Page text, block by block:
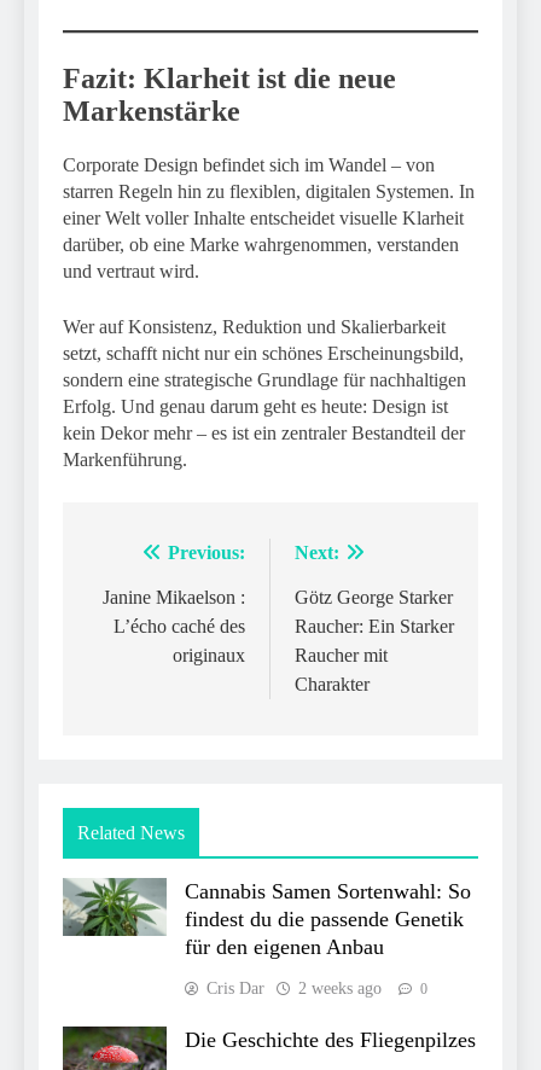
Fazit: Klarheit ist die neue
Markenstärke
Corporate Design befindet sich im Wandel – von
starren Regeln hin zu flexiblen, digitalen Systemen. In
einer Welt voller Inhalte entscheidet visuelle Klarheit
darüber, ob eine Marke wahrgenommen, verstanden
und vertraut wird.
Wer auf Konsistenz, Reduktion und Skalierbarkeit
setzt, schafft nicht nur ein schönes Erscheinungsbild,
sondern eine strategische Grundlage für nachhaltigen
Erfolg. Und genau darum geht es heute: Design ist
kein Dekor mehr – es ist ein zentraler Bestandteil der
Markenführung.
navigation
Previous:
Janine Mikaelson :
L’écho caché des
originaux
Next:
Götz George Starker
Raucher: Ein Starker
Raucher mit
Charakter
Related News
Cannabis Samen Sortenwahl: So
findest du die passende Genetik
für den eigenen Anbau
Cris Dar 2 weeks ago 0
Die Geschichte des Fliegenpilzes